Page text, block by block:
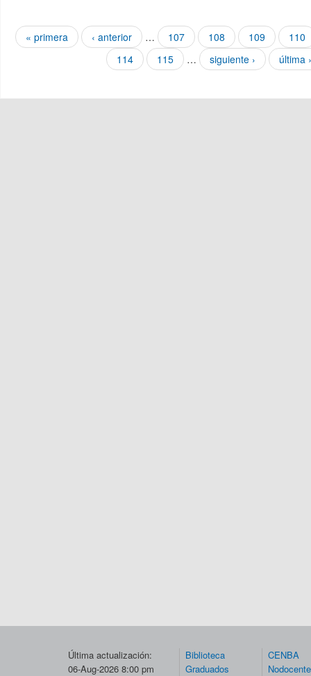
Páginas
« primera ‹ anterior … 107 108 109
110
114
115 … siguiente › última
Última actualización:
06-Aug-2026 8:00 pm
Biblioteca
Graduados
CENBA